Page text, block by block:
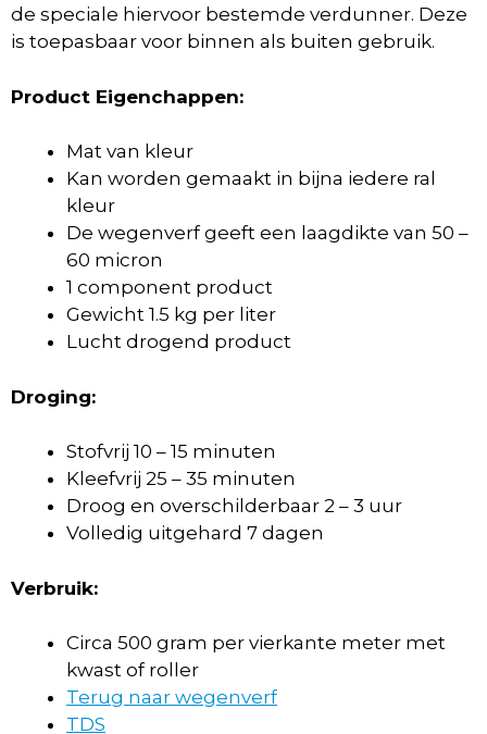
de speciale hiervoor bestemde verdunner. Deze
is toepasbaar voor binnen als buiten gebruik.
Product Eigenchappen:
Mat van kleur
Kan worden gemaakt in bijna iedere ral
kleur
De wegenverf geeft een laagdikte van 50 –
60 micron
1 component product
Gewicht 1.5 kg per liter
Lucht drogend product
Droging:
Stofvrij 10 – 15 minuten
Kleefvrij 25 – 35 minuten
Droog en overschilderbaar 2 – 3 uur
Volledig uitgehard 7 dagen
Verbruik:
Circa 500 gram per vierkante meter met
kwast of roller
Terug naar wegenverf
TDS